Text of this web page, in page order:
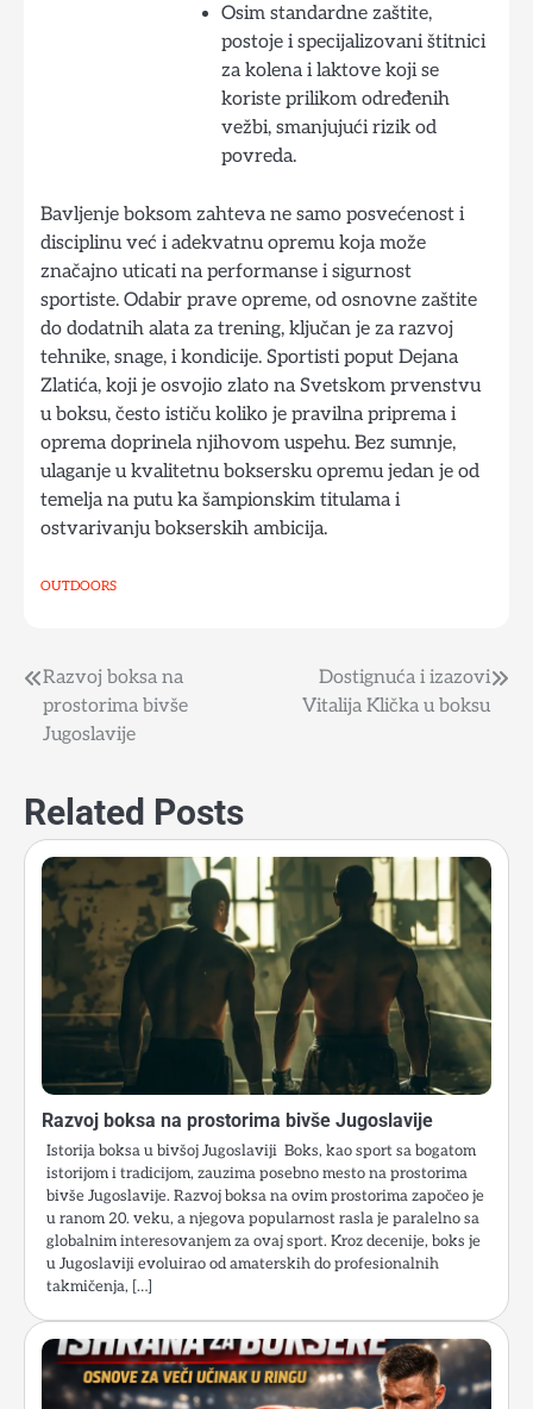
Osim standardne zaštite,
postoje i specijalizovani štitnici
za kolena i laktove koji se
koriste prilikom određenih
vežbi, smanjujući rizik od
povreda.
Bavljenje boksom zahteva ne samo posvećenost i
disciplinu već i adekvatnu opremu koja može
značajno uticati na performanse i sigurnost
sportiste. Odabir prave opreme, od osnovne zaštite
do dodatnih alata za trening, ključan je za razvoj
tehnike, snage, i kondicije. Sportisti poput Dejana
Zlatića, koji je osvojio zlato na Svetskom prvenstvu
u boksu, često ističu koliko je pravilna priprema i
oprema doprinela njihovom uspehu. Bez sumnje,
ulaganje u kvalitetnu boksersku opremu jedan je od
temelja na putu ka šampionskim titulama i
ostvarivanju bokserskih ambicija.
OUTDOORS
Post
navigation
Razvoj boksa na
prostorima bivše
Jugoslavije
Dostignuća i izazovi
Vitalija Klička u boksu
Related Posts
Razvoj boksa na prostorima bivše Jugoslavije
Istorija boksa u bivšoj Jugoslaviji Boks, kao sport sa bogatom
istorijom i tradicijom, zauzima posebno mesto na prostorima
bivše Jugoslavije. Razvoj boksa na ovim prostorima započeo je
u ranom 20. veku, a njegova popularnost rasla je paralelno sa
globalnim interesovanjem za ovaj sport. Kroz decenije, boks je
u Jugoslaviji evoluirao od amaterskih do profesionalnih
takmičenja, […]